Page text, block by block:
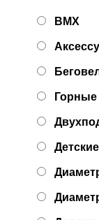
BMX
Горные
Детские